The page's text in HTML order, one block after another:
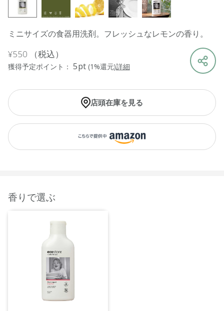
ミニサイズの食器用洗剤。フレッシュなレモンの香り。
¥550 （税込）
獲得予定ポイント： 5pt (1%還元)詳細
店頭在庫を見る
香りで選ぶ